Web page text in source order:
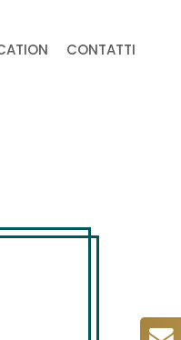
CONTATTI